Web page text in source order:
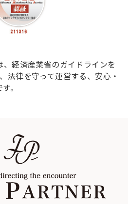
、経済産業省のガイドラインを
法律を守って運営する、安心・
。